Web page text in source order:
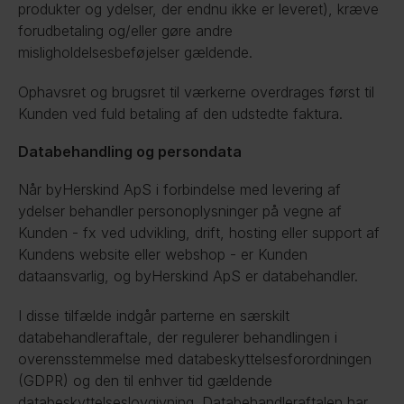
produkter og ydelser, der endnu ikke er leveret), kræve
forudbetaling og/eller gøre andre
misligholdelsesbeføjelser gældende.
Ophavsret og brugsret til værkerne overdrages først til
Kunden ved fuld betaling af den udstedte faktura.
Databehandling og persondata
Når byHerskind ApS i forbindelse med levering af
ydelser behandler personoplysninger på vegne af
Kunden - fx ved udvikling, drift, hosting eller support af
Kundens website eller webshop - er Kunden
dataansvarlig, og byHerskind ApS er databehandler.
I disse tilfælde indgår parterne en særskilt
databehandleraftale, der regulerer behandlingen i
overensstemmelse med databeskyttelsesforordningen
(GDPR) og den til enhver tid gældende